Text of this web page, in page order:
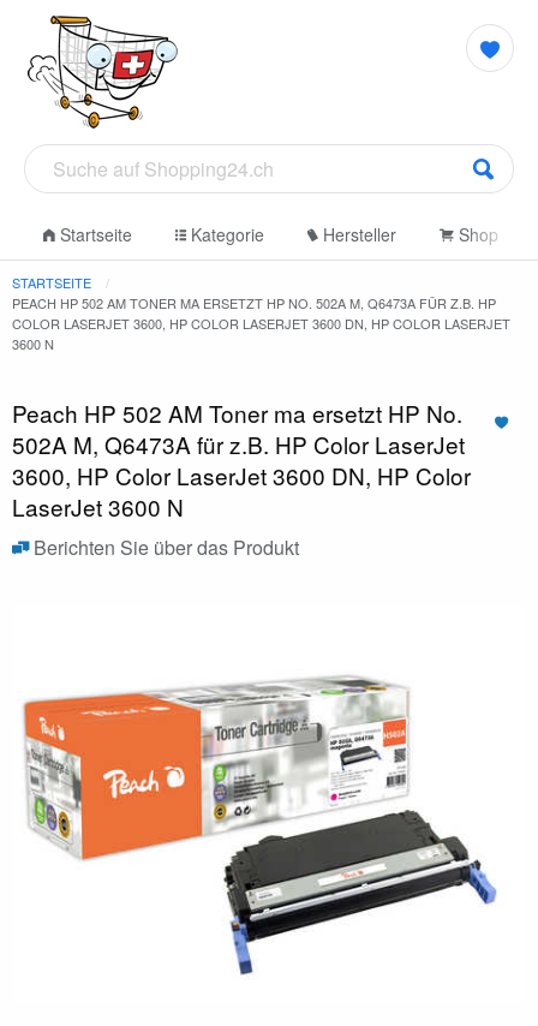
Startseite Kategorie Hersteller Shop
STARTSEITE
PEACH HP 502 AM TONER MA ERSETZT HP NO. 502A M, Q6473A FÜR Z.B. HP
COLOR LASERJET 3600, HP COLOR LASERJET 3600 DN, HP COLOR LASERJET
3600 N
Peach HP 502 AM Toner ma ersetzt HP No.
502A M, Q6473A für z.B. HP Color LaserJet
3600, HP Color LaserJet 3600 DN, HP Color
LaserJet 3600 N
Berichten Sie über das Produkt